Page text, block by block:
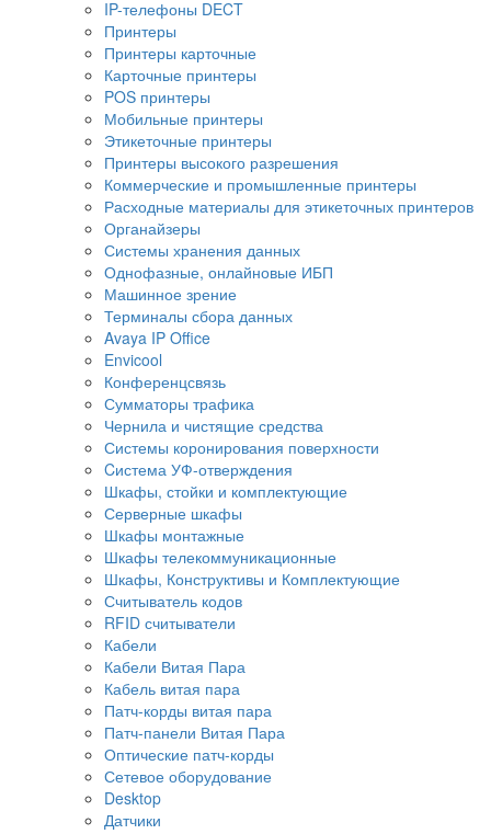
IP-телефоны DECT
Принтеры
Принтеры карточные
Карточные принтеры
POS принтеры
Мобильные принтеры
Этикеточные принтеры
Принтеры высокого разрешения
Коммерческие и промышленные принтеры
Расходные материалы для этикеточных принтеров
Органайзеры
Системы хранения данных
Однофазные, онлайновые ИБП
Машинное зрение
Терминалы сбора данных
Avaya IP Office
Envicool
Конференцсвязь
Сумматоры трафика
Чернила и чистящие средства
Системы коронирования поверхности
Cистема УФ-отверждения
Шкафы, стойки и комплектующие
Серверные шкафы
Шкафы монтажные
Шкафы телекоммуникационные
Шкафы, Конструктивы и Комплектующие
Считыватель кодов
RFID считыватели
Кабели
Кабели Витая Пара
Кабель витая пара
Патч-корды витая пара
Патч-панели Витая Пара
Оптические патч-корды
Сетевое оборудование
Desktop
Датчики